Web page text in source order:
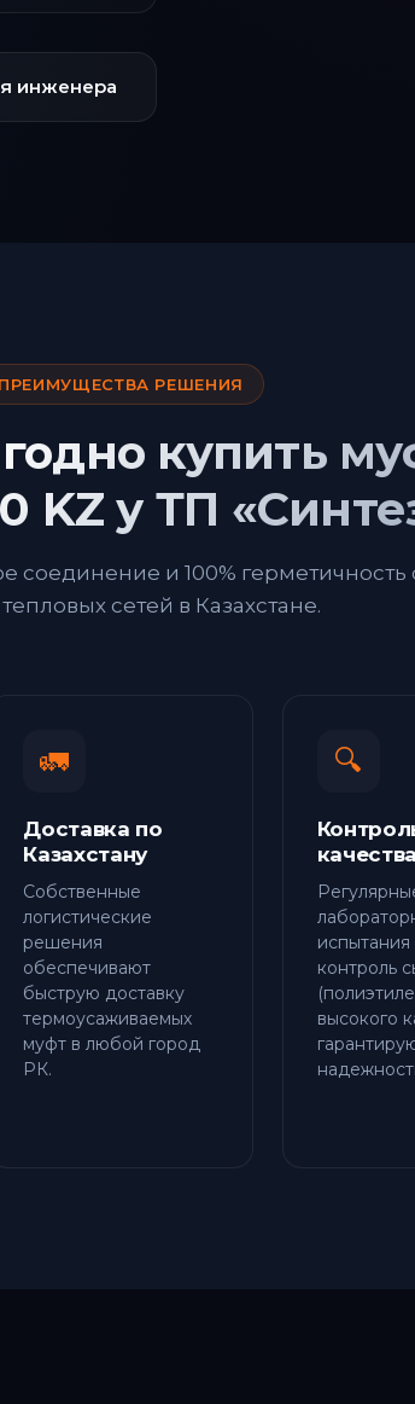
инженера
ПРЕИМУЩЕСТВА РЕШЕНИЯ
купить
KZ у ТП
соединение и 100% герметичность
сетей в Казахстане.
🚛
Доставка по
Казахстану
Собственные
логистические
решения
обеспечивают
быструю доставку
термоусаживаемых
муфт в любой город
РК.
🔍
качества
испытания
контроль
высокого